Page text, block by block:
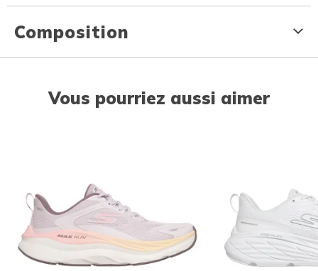
Composition
Vous pourriez aussi aimer